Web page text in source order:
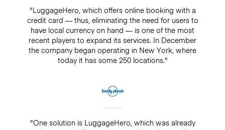
"LuggageHero, which offers online booking with a
credit card — thus, eliminating the need for users to
have local currency on hand — is one of the most
recent players to expand its services. In December
the company began operating in New York, where
today it has some 250 locations."
"One solution is LuggageHero, which was already